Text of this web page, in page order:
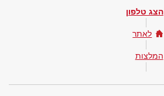
הצג טלפון
לאתר
המלצות